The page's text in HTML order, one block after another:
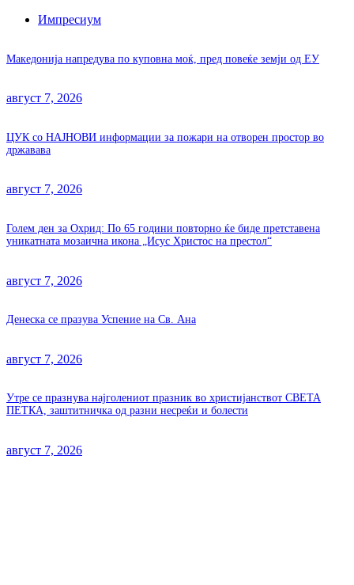
Импресиум
Македонија напредува по куповна моќ, пред повеќе земји од ЕУ
август 7, 2026
ЦУК со НАЈНОВИ информации за пожари на отворен простор во
државава
август 7, 2026
Голем ден за Охрид: По 65 години повторно ќе биде претставена
уникатната мозаична икона „Исус Христос на престол“
август 7, 2026
Денеска се празува Успение на Св. Ана
август 7, 2026
Утре се празнува најголениот празник во христијанствот СВЕТА
ПЕТКА, заштитничка од разни несреќи и болести
август 7, 2026